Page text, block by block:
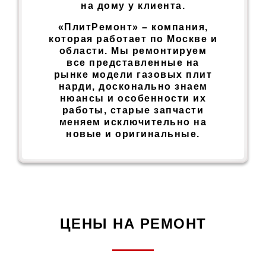
на дому у клиента.
«ПлитРемонт» – компания,
которая работает по Москве и
области. Мы ремонтируем
все представленные на
рынке модели газовых плит
нарди, досконально знаем
нюансы и особенности их
работы, старые запчасти
меняем исключительно на
новые и оригинальные.
ЦЕНЫ НА РЕМОНТ